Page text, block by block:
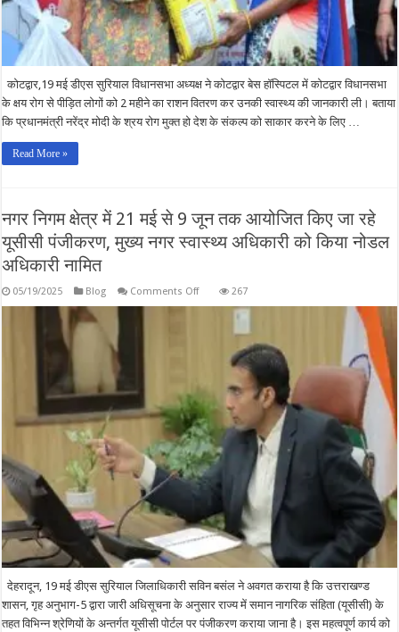
कोटद्वार,19 मई डीएस सुरियाल विधानसभा अध्यक्ष ने कोटद्वार बेस हॉस्पिटल में कोटद्वार विधानसभा
के क्षय रोग से पीड़ित लोगों को 2 महीने का राशन वितरण कर उनकी स्वास्थ्य की जानकारी ली। बताया
कि प्रधानमंत्री नरेंद्र मोदी के श्रय रोग मुक्त हो देश के संकल्प को साकार करने के लिए …
Read More »
नगर निगम क्षेत्र में 21 मई से 9 जून तक आयोजित किए जा रहे
यूसीसी पंजीकरण, मुख्य नगर स्वास्थ्य अधिकारी को किया नोडल
अधिकारी नामित
05/19/2025 Blog Comments Offon
तक
आयोजित
किए
जा
रहे
यूसीसी
पंजीकरण,
मुख्य
नगर
स्वास्थ्य
अधिकारी
को
नोडल
अधिकारी
नामित
267
देहरादून, 19 मई डीएस सुरियाल जिलाधिकारी सविन बसंल ने अवगत कराया है कि उत्तराखण्ड
शासन, गृह अनुभाग-5 द्वारा जारी अधिसूचना के अनुसार राज्य में समान नागरिक संहिता (यूसीसी) के
तहत विभिन्न श्रेणियों के अन्तर्गत यूसीसी पोर्टल पर पंजीकरण कराया जाना है। इस महत्वपूर्ण कार्य को